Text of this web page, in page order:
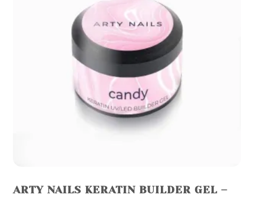
ARTY NAILS KERATIN BUILDER GEL –